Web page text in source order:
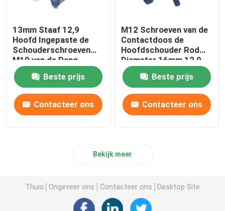
13mm Staaf 12,9
Hoofd Ingepaste de
Schouderschroeven
M10 van de Rang
Hexagon Contactdoos
Beste prijs
Contacteer ons
M12 Schroeven van de
Contactdoos de
Hoofdschouder Rod
Diameter 16mm 12,9
Rang DIN7379
Beste prijs
Contacteer ons
Bekijk meer
Thuis Ongeveer ons Contacteer ons Desktop Site